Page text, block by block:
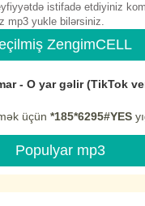
istifadə etdiyiniz
mp3 yukle bilərsiniz.
ZengimCELL
- O yar gəlir (TikTok
üçün *185*6295#YES
Populyar mp3